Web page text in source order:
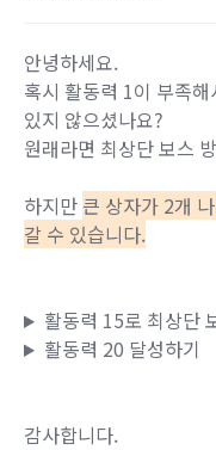
안녕하세요.
혹시 활동력 1이 부족
있지 않으셨나요?
원래라면 최상단 보스
하지만 큰 상자가 2개
갈 수 있습니다.
활동력 15로 최상단
활동력 20 달성하기
감사합니다.